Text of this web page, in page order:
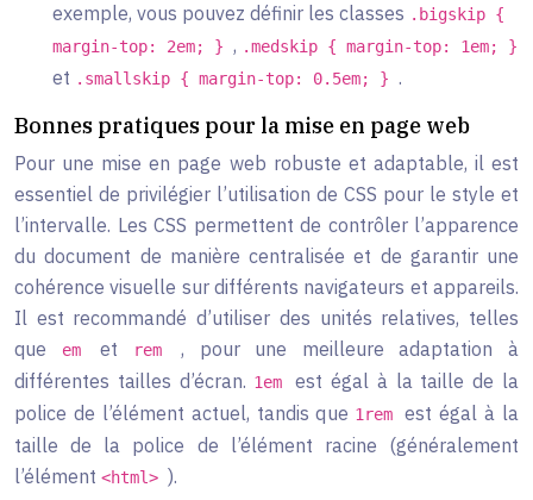
exemple, vous pouvez définir les classes .bigskip {
margin-top: 2em; } , .medskip { margin-top: 1em; }
et .smallskip { margin-top: 0.5em; } .
Bonnes pratiques pour la mise en page web
Pour une mise en page web robuste et adaptable, il est
essentiel de privilégier l’utilisation de CSS pour le style et
l’intervalle. Les CSS permettent de contrôler l’apparence
du document de manière centralisée et de garantir une
cohérence visuelle sur différents navigateurs et appareils.
Il est recommandé d’utiliser des unités relatives, telles
que
emet rem, pour une meilleure adaptation à
différentes tailles d’écran. 1emest égal à la taille de la
police de l’élément actuel, tandis que 1remest égal à la
taille de la police de l’élément racine (généralement
l’élément <html> ).